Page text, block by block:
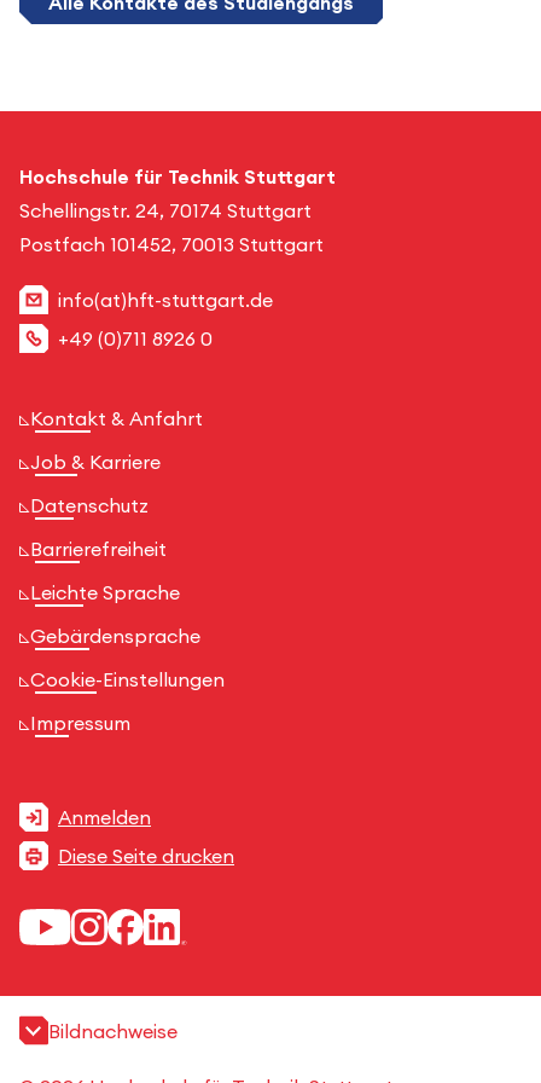
Hochschule für Technik Stuttgart
Schellingstr. 24, 70174 Stuttgart
Postfach 101452, 70013 Stuttgart
info(at)hft-stuttgart.de
+49 (0)711 8926 0
Kontakt & Anfahrt
Job & Karriere
Datenschutz
Barrierefreiheit
Leichte Sprache
Gebärdensprache
Cookie-Einstellungen
Impressum
Anmelden
Diese Seite drucken
Bildnachweise